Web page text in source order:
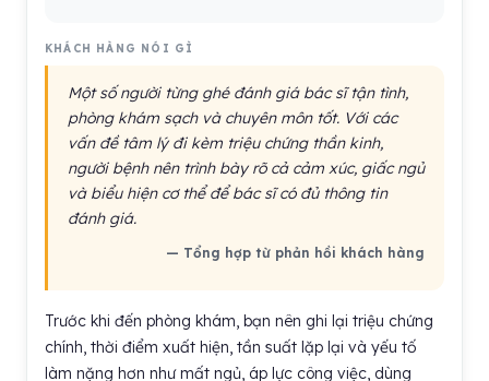
KHÁCH HÀNG NÓI GÌ
Một số người từng ghé đánh giá bác sĩ tận tình,
phòng khám sạch và chuyên môn tốt. Với các
vấn đề tâm lý đi kèm triệu chứng thần kinh,
người bệnh nên trình bày rõ cả cảm xúc, giấc ngủ
và biểu hiện cơ thể để bác sĩ có đủ thông tin
đánh giá.
— Tổng hợp từ phản hồi khách hàng
Trước khi đến phòng khám, bạn nên ghi lại triệu chứng
chính, thời điểm xuất hiện, tần suất lặp lại và yếu tố
làm nặng hơn như mất ngủ, áp lực công việc, dùng